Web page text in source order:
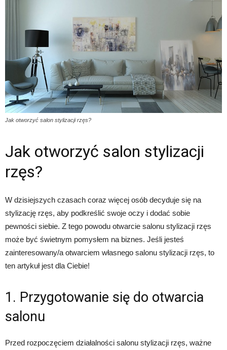
Jak otworzyć salon stylizacji rzęs?
Jak otworzyć salon stylizacji
rzęs?
W dzisiejszych czasach coraz więcej osób decyduje się na
stylizację rzęs, aby podkreślić swoje oczy i dodać sobie
pewności siebie. Z tego powodu otwarcie salonu stylizacji rzęs
może być świetnym pomysłem na biznes. Jeśli jesteś
zainteresowany/a otwarciem własnego salonu stylizacji rzęs, to
ten artykuł jest dla Ciebie!
1. Przygotowanie się do otwarcia
salonu
Przed rozpoczęciem działalności salonu stylizacji rzęs, ważne